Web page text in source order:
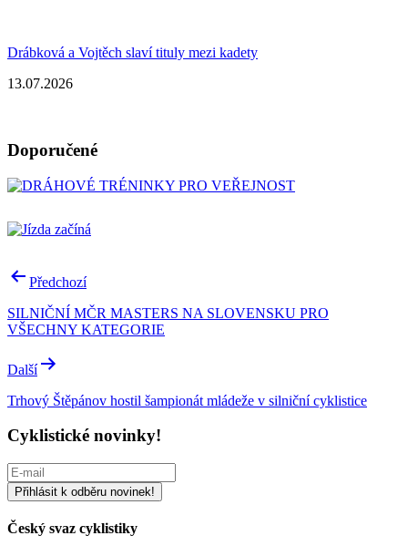
Drábková a Vojtěch slaví tituly mezi kadety
13.07.2026
Doporučené
Navigace
příspěvek
Předchozí
SILNIČNÍ MČR MASTERS NA SLOVENSKU PRO
VŠECHNY KATEGORIE
Další
Trhový Štěpánov hostil šampionát mládeže v silniční cyklistice
Cyklistické novinky!
Český svaz cyklistiky